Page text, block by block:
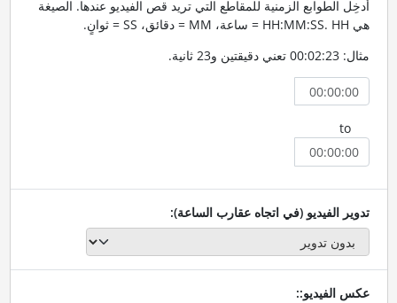
أدخِل الطوابع الزمنية للمقاطع التي تريد قص الفيديو عندها. الصيغة
هي HH:MM:SS. HH = ساعة، MM = دقائق، SS = ثوانٍ.
مثال: 00:02:23 تعني دقيقتين و23 ثانية.
to
تدوير الفيديو (في اتجاه عقارب الساعة):
عكس الفيديو::